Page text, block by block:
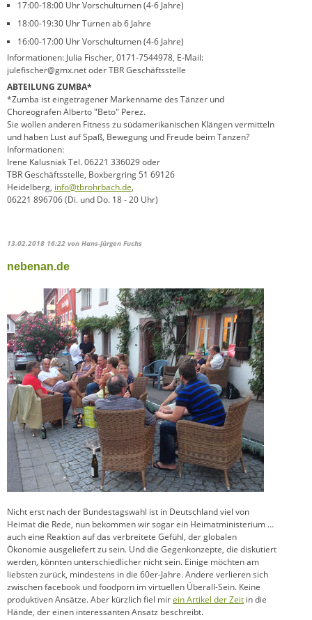
17:00-18:00 Uhr Vorschulturnen (4-6 Jahre)
18:00-19:30 Uhr Turnen ab 6 Jahre
16:00-17:00 Uhr Vorschulturnen (4-6 Jahre)
Informationen: Julia Fischer, 0171-7544978, E-Mail:
julefischer@gmx.net oder TBR Geschäftsstelle
ABTEILUNG ZUMBA*
*Zumba ist eingetragener Markenname des Tänzer und
Choreografen Alberto "Beto" Perez.
Sie wollen anderen Fitness zu südamerikanischen Klängen vermitteln
und haben Lust auf Spaß, Bewegung und Freude beim Tanzen?
Informationen:
Irene Kalusniak Tel. 06221 336029 oder
TBR Geschäftsstelle, Boxbergring 51 69126
Heidelberg, info@tbrohrbach.de,
06221 896706 (Di. und Do. 18 - 20 Uhr)
13.02.2018 16:22 von Hans-Jürgen Fuchs
nebenan.de
Nicht erst nach der Bundestagswahl ist in Deutschland viel von
Heimat die Rede, nun bekommen wir sogar ein Heimatministerium …
auch eine Reaktion auf das verbreitete Gefühl, der globalen
Ökonomie ausgeliefert zu sein. Und die Gegenkonzepte, die diskutiert
werden, könnten unterschiedlicher nicht sein. Einige möchten am
liebsten zurück, mindestens in die 60er-Jahre. Andere verlieren sich
zwischen facebook und foodporn im virtuellen Überall-Sein. Keine
produktiven Ansätze. Aber kürzlich fiel mirein Artikel der Zeit in die
Hände, der einen interessanten Ansatz beschreibt.